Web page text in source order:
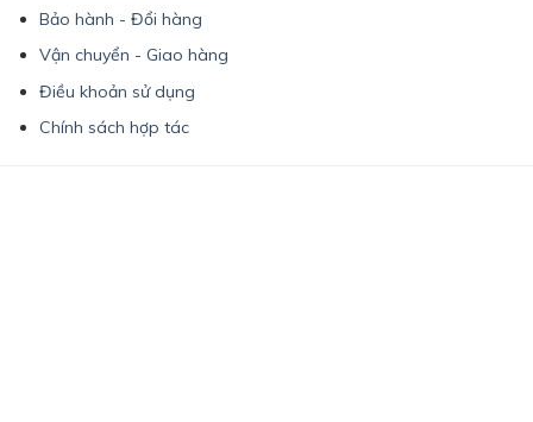
Bảo hành - Đổi hàng
Vận chuyển - Giao hàng
Điều khoản sử dụng
Chính sách hợp tác